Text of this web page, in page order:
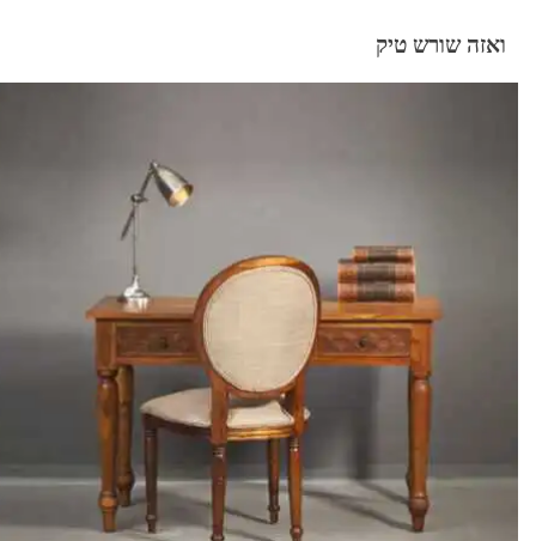
ואזה שורש טיק